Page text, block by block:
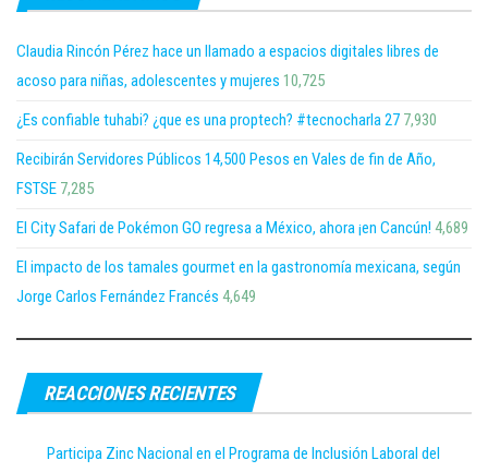
Claudia Rincón Pérez hace un llamado a espacios digitales libres de
acoso para niñas, adolescentes y mujeres 10,725
¿Es confiable tuhabi? ¿que es una proptech? #tecnocharla 27 7,930
Recibirán Servidores Públicos 14,500 Pesos en Vales de fin de Año,
FSTSE 7,285
El City Safari de Pokémon GO regresa a México, ahora ¡en Cancún! 4,689
El impacto de los tamales gourmet en la gastronomía mexicana, según
Jorge Carlos Fernández Francés 4,649
REACCIONES RECIENTES
Participa Zinc Nacional en el Programa de Inclusión Laboral del